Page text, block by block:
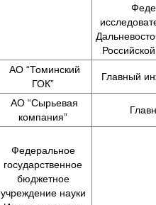
АО “Томинский
ГОК”
Главный
АО “Сырьевая
компания”
Федеральное
государственное
бюджетное
учреждение науки